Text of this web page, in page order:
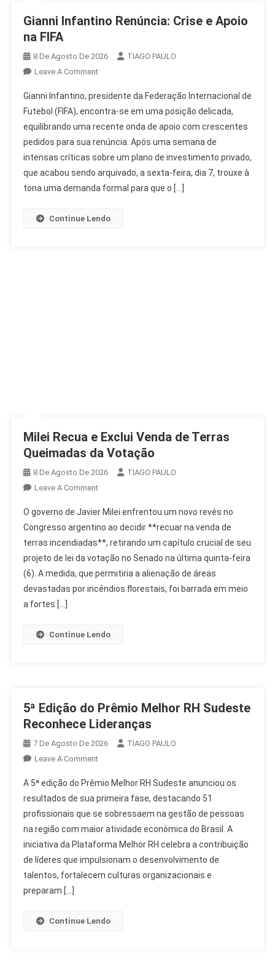
Gianni Infantino Renúncia: Crise e Apoio
na FIFA
8 De Agosto De 2026
TIAGO PAULO
Leave A CommentOn
Infantino
Renúncia:
Crise
E
Apoio
Na
FIFA
Gianni Infantino, presidente da Federação Internacional de
Futebol (FIFA), encontra-se em uma posição delicada,
equilibrando uma recente onda de apoio com crescentes
pedidos para sua renúncia. Após uma semana de
intensas críticas sobre um plano de investimento privado,
que acabou sendo arquivado, a sexta-feira, dia 7, trouxe à
tona uma demanda formal para que o […]
Continue Lendo
Milei Recua e Exclui Venda de Terras
Queimadas da Votação
8 De Agosto De 2026
TIAGO PAULO
Leave A CommentOn
Recua
E
Exclui
Venda
De
Terras
O governo de Javier Milei enfrentou um novo revés no
Congresso argentino ao decidir **recuar na venda de
terras incendiadas**, retirando um capítulo crucial de seu
projeto de lei da votação no Senado na última quinta-feira
(6). A medida, que permitiria a alienação de áreas
devastadas por incêndios florestais, foi barrada em meio
a fortes […]
Continue Lendo
5ª Edição do Prêmio Melhor RH Sudeste
Reconhece Lideranças
7 De Agosto De 2026
TIAGO PAULO
Leave A CommentOn
Edição
Do
Prêmio
Melhor
RH
Sudeste
Reconhece
A 5ª edição do Prêmio Melhor RH Sudeste anunciou os
resultados de sua primeira fase, destacando 51
profissionais que se sobressaem na gestão de pessoas
na região com maior atividade econômica do Brasil. A
iniciativa da Plataforma Melhor RH celebra a contribuição
de líderes que impulsionam o desenvolvimento de
talentos, fortalecem culturas organizacionais e
preparam […]
Continue Lendo